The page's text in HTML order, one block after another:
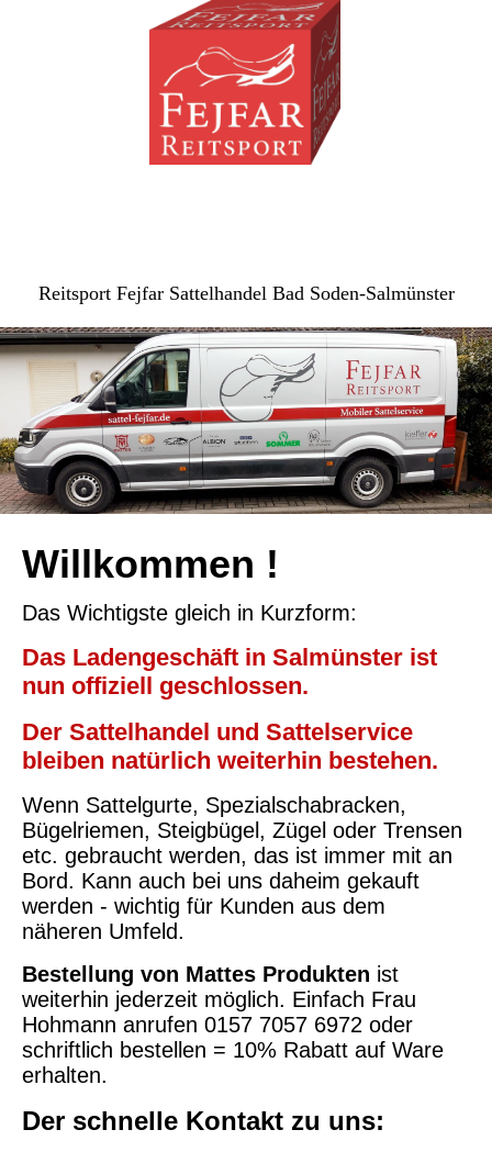
Reitsport Fejfar Sattelhandel Bad Soden-Salmünster
Willkommen !
Das Wichtigste gleich in Kurzform:
Das Ladengeschäft in Salmünster ist
nun offiziell geschlossen.
Der Sattelhandel und Sattelservice
bleiben natürlich weiterhin bestehen.
Wenn Sattelgurte, Spezialschabracken,
Bügelriemen, Steigbügel, Zügel oder Trensen
etc. gebraucht werden, das ist immer mit an
Bord. Kann auch bei uns daheim gekauft
werden - wichtig für Kunden aus dem
näheren Umfeld.
Bestellung von Mattes Produkten ist
weiterhin jederzeit möglich. Einfach Frau
Hohmann anrufen 0157 7057 6972 oder
schriftlich bestellen = 10% Rabatt auf Ware
erhalten.
Der schnelle Kontakt zu uns: